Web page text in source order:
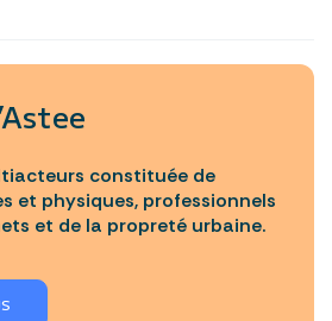
constituée de
et physiques, professionnels
et de la propreté urbaine.